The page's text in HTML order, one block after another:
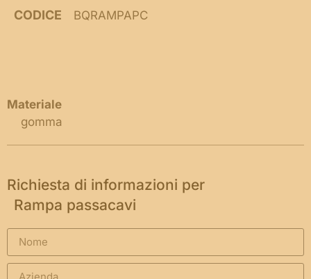
CODICE BQRAMPAPC
Materiale
gomma
Richiesta di informazioni per
Rampa passacavi